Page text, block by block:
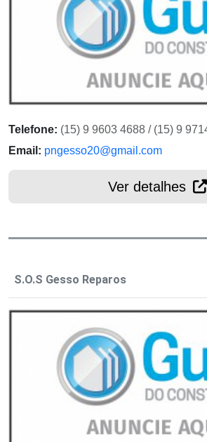
Telefone: (15) 9 9603 4688 / (15) 9
Email: pngesso20@gmail.com
Ver detalhes
S.O.S Gesso Reparos